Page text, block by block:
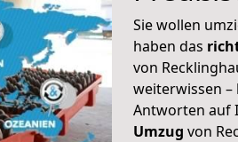
Sie wollen
haben das
von
weiterwissen –
Antworten auf
Umzug von